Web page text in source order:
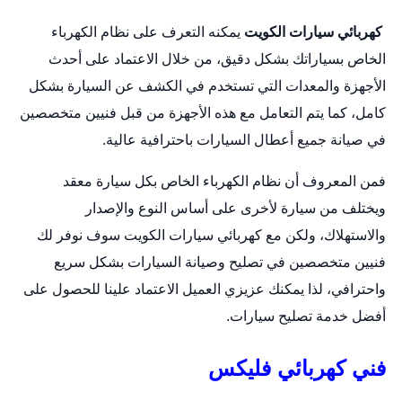
كهربائي سيارات الكويت يمكنه التعرف على نظام الكهرباء
الخاص بسياراتك بشكل دقيق، من خلال الاعتماد على أحدث
الأجهزة والمعدات التي تستخدم في الكشف عن السيارة بشكل
كامل، كما يتم التعامل مع هذه الأجهزة من قبل فنيين متخصصين
في صيانة جميع أعطال السيارات باحترافية عالية.
فمن المعروف أن نظام الكهرباء الخاص بكل سيارة معقد
ويختلف من سيارة لأخرى على أساس النوع والإصدار
والاستهلاك، ولكن مع كهربائي سيارات الكويت سوف نوفر لك
فنيين متخصصين في تصليح وصيانة السيارات بشكل سريع
واحترافي، لذا يمكنك عزيزي العميل الاعتماد علينا للحصول على
أفضل خدمة تصليح سيارات.
فني كهربائي فليكس